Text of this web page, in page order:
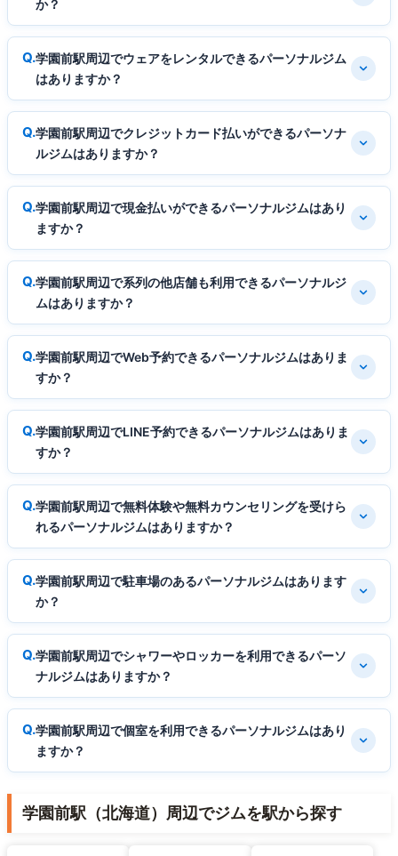
か？
学園前駅周辺でウェアをレンタルできるパーソナルジム
はありますか？
学園前駅周辺でクレジットカード払いができるパーソナ
ルジムはありますか？
学園前駅周辺で現金払いができるパーソナルジムはあり
ますか？
学園前駅周辺で系列の他店舗も利用できるパーソナルジ
ムはありますか？
学園前駅周辺でWeb予約できるパーソナルジムはありま
すか？
学園前駅周辺でLINE予約できるパーソナルジムはありま
すか？
学園前駅周辺で無料体験や無料カウンセリングを受けら
れるパーソナルジムはありますか？
学園前駅周辺で駐車場のあるパーソナルジムはあります
か？
学園前駅周辺でシャワーやロッカーを利用できるパーソ
ナルジムはありますか？
学園前駅周辺で個室を利用できるパーソナルジムはあり
ますか？
学園前駅（北海道）周辺でジムを駅から探す